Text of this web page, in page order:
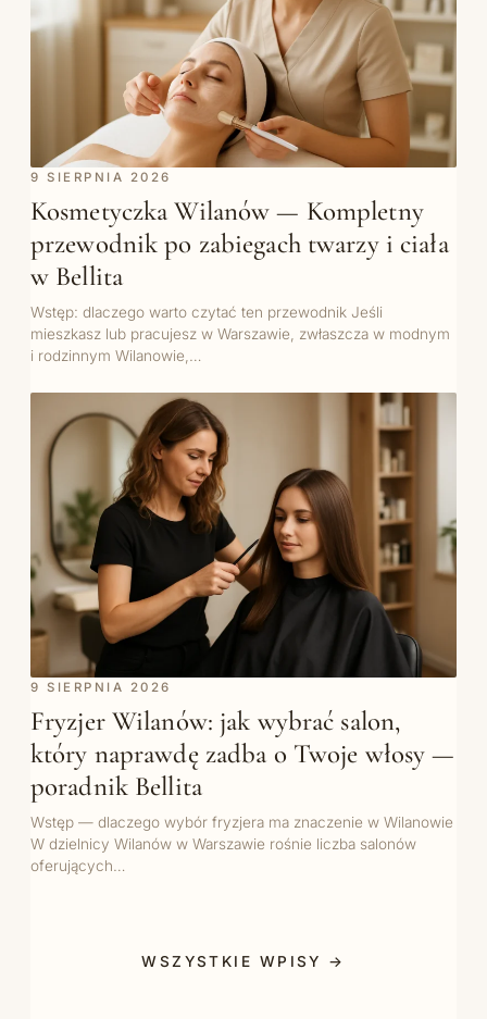
9 SIERPNIA 2026
Kosmetyczka Wilanów — Kompletny
przewodnik po zabiegach twarzy i ciała
w Bellita
Wstęp: dlaczego warto czytać ten przewodnik Jeśli
mieszkasz lub pracujesz w Warszawie, zwłaszcza w modnym
i rodzinnym Wilanowie,…
9 SIERPNIA 2026
Fryzjer Wilanów: jak wybrać salon,
który naprawdę zadba o Twoje włosy —
poradnik Bellita
Wstęp — dlaczego wybór fryzjera ma znaczenie w Wilanowie
W dzielnicy Wilanów w Warszawie rośnie liczba salonów
oferujących…
WSZYSTKIE WPISY →